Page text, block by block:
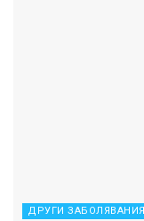
ДРУГИ ЗАБОЛЯВАНИЯ